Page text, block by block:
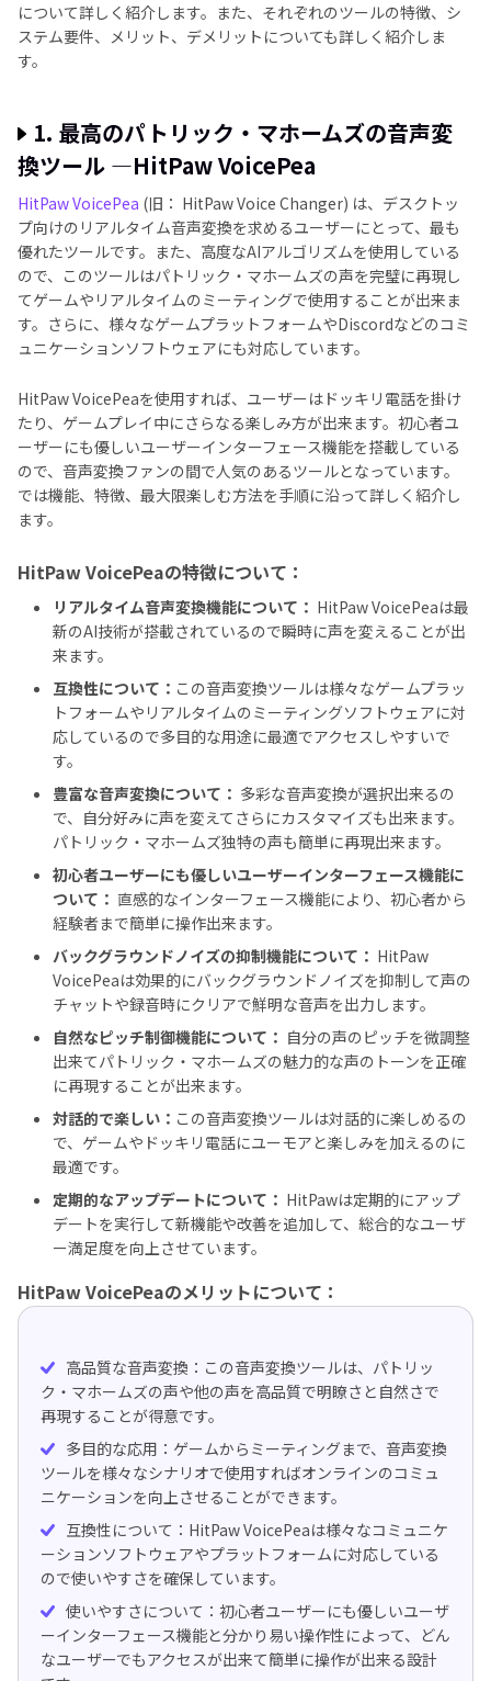
について詳しく紹介します。また、それぞれのツールの特徴、シ
ステム要件、メリット、デメリットについても詳しく紹介しま
す。
1. 最高のパトリック・マホームズの音声変
換ツール —HitPaw VoicePea
HitPaw VoicePea (旧： HitPaw Voice Changer) は、デスクトッ
プ向けのリアルタイム音声変換を求めるユーザーにとって、最も
優れたツールです。また、高度なAIアルゴリズムを使用している
ので、このツールはパトリック・マホームズの声を完璧に再現し
てゲームやリアルタイムのミーティングで使用することが出来ま
す。さらに、様々なゲームプラットフォームやDiscordなどのコミ
ュニケーションソフトウェアにも対応しています。
HitPaw VoicePeaを使用すれば、ユーザーはドッキリ電話を掛け
たり、ゲームプレイ中にさらなる楽しみ方が出来ます。初心者ユ
ーザーにも優しいユーザーインターフェース機能を搭載している
ので、音声変換ファンの間で人気のあるツールとなっています。
では機能、特徴、最大限楽しむ方法を手順に沿って詳しく紹介し
ます。
HitPaw VoicePeaの特徴について：
リアルタイム音声変換機能について： HitPaw VoicePeaは最
新のAI技術が搭載されているので瞬時に声を変えることが出
来ます。
互換性について： この音声変換ツールは様々なゲームプラッ
トフォームやリアルタイムのミーティングソフトウェアに対
応しているので多目的な用途に最適でアクセスしやすいで
す。
豊富な音声変換について： 多彩な音声変換が選択出来るの
で、自分好みに声を変えてさらにカスタマイズも出来ます。
パトリック・マホームズ独特の声も簡単に再現出来ます。
初心者ユーザーにも優しいユーザーインターフェース機能に
ついて： 直感的なインターフェース機能により、初心者から
経験者まで簡単に操作出来ます。
バックグラウンドノイズの抑制機能について： HitPaw
VoicePeaは効果的にバックグラウンドノイズを抑制して声の
チャットや録音時にクリアで鮮明な音声を出力します。
自然なピッチ制御機能について： 自分の声のピッチを微調整
出来てパトリック・マホームズの魅力的な声のトーンを正確
に再現することが出来ます。
対話的で楽しい： この音声変換ツールは対話的に楽しめるの
で、ゲームやドッキリ電話にユーモアと楽しみを加えるのに
最適です。
定期的なアップデートについて： HitPawは定期的にアップ
デートを実行して新機能や改善を追加して、総合的なユーザ
ー満足度を向上させています。
HitPaw VoicePeaのメリットについて：
高品質な音声変換：この音声変換ツールは、パトリッ
ク・マホームズの声や他の声を高品質で明瞭さと自然さで
再現することが得意です。
多目的な応用：ゲームからミーティングまで、音声変換
ツールを様々なシナリオで使用すればオンラインのコミュ
ニケーションを向上させることができます。
互換性について：HitPaw VoicePeaは様々なコミュニケ
ーションソフトウェアやプラットフォームに対応している
ので使いやすさを確保しています。
使いやすさについて：初心者ユーザーにも優しいユーザ
ーインターフェース機能と分かり易い操作性によって、どん
なユーザーでもアクセスが出来て簡単に操作が出来る設計